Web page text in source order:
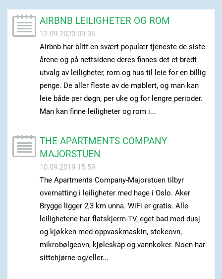
AIRBNB LEILIGHETER OG ROM
12.09.2020 09:36
Airbnb har blitt en svært populær tjeneste de siste
årene og på nettsidene deres finnes det et bredt
utvalg av leiligheter, rom og hus til leie for en billig
penge. De aller fleste av de møblert, og man kan
leie både per døgn, per uke og for lengre perioder.
Man kan finne leiligheter og rom i...
THE APARTMENTS COMPANY
MAJORSTUEN
10.09.2019 15:59
The Apartments Company-Majorstuen tilbyr
overnatting i leiligheter med hage i Oslo. Aker
Brygge ligger 2,3 km unna. WiFi er gratis. Alle
leilighetene har flatskjerm-TV, eget bad med dusj
og kjøkken med oppvaskmaskin, stekeovn,
mikrobølgeovn, kjøleskap og vannkoker. Noen har
sittehjørne og/eller...